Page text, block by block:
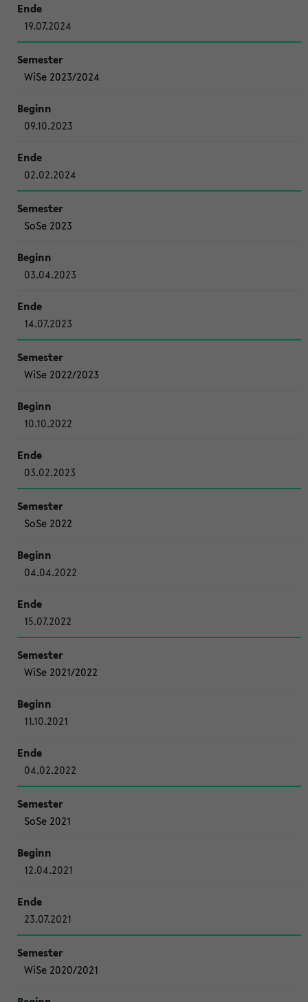
19.07.2024
WiSe 2023/2024
09.10.2023
02.02.2024
SoSe 2023
03.04.2023
14.07.2023
WiSe 2022/2023
10.10.2022
03.02.2023
SoSe 2022
04.04.2022
15.07.2022
WiSe 2021/2022
11.10.2021
04.02.2022
SoSe 2021
12.04.2021
23.07.2021
WiSe 2020/2021